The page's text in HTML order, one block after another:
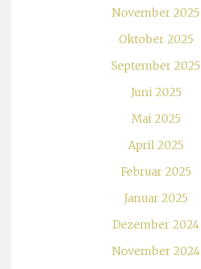
November 2025
Oktober 2025
September 2025
Juni 2025
Mai 2025
April 2025
Februar 2025
Januar 2025
Dezember 2024
November 2024